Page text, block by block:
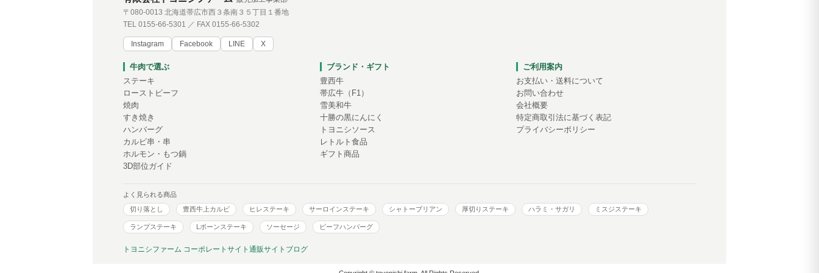
〒080-0013 北海道帯広市西３条南３５丁目１番地
TEL 0155-66-5301 ／ FAX 0155-66-5302
Instagram Facebook LINE X
牛肉で選ぶ
ステーキ
ローストビーフ
焼肉
すき焼き
ハンバーグ
カルビ串・串
ホルモン・もつ鍋
3D部位ガイド
ブランド・ギフト
豊西牛
帯広牛（F1）
雪美和牛
十勝の黒にんにく
トヨニシソース
レトルト食品
ギフト商品
ご利用案内
お支払い・送料について
お問い合わせ
会社概要
特定商取引法に基づく表記
プライバシーポリシー
よく見られる商品
切り落とし
豊西牛上カルビ ヒレステーキ サーロインステーキ シャトーブリアン 厚切りステーキ ハラミ・サガリ ミスジステーキ
ランプステーキ Lボーンステーキ ソーセージ ビーフハンバーグ
トヨニシファーム コーポレートサイト 通販サイトブログ